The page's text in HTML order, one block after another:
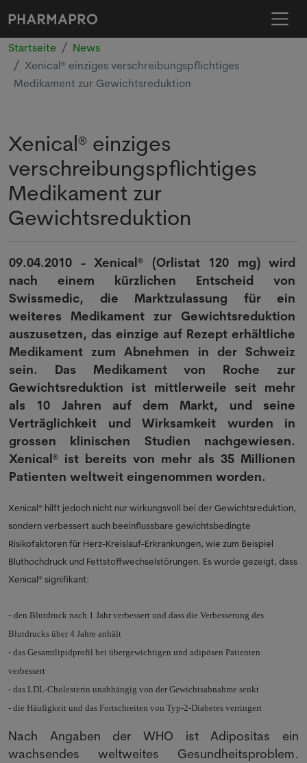
Startseite
News
Xenical® einziges verschreibungspflichtiges
Medikament zur Gewichtsreduktion
Xenical® einziges
verschreibungspflichtiges
Medikament zur
Gewichtsreduktion
09.04.2010 - Xenical® (Orlistat 120 mg) wird
nach einem kürzlichen Entscheid von
Swissmedic, die Marktzulassung für ein
weiteres Medikament zur Gewichtsreduktion
auszusetzen, das einzige auf Rezept erhältliche
Medikament zum Abnehmen in der Schweiz
sein. Das Medikament von Roche zur
Gewichtsreduktion ist mittlerweile seit mehr
als 10 Jahren auf dem Markt, und seine
Verträglichkeit und Wirksamkeit wurden in
grossen klinischen Studien nachgewiesen.
Xenical® ist bereits von mehr als 35 Millionen
Patienten weltweit eingenommen worden.
Xenical® hilft jedoch nicht nur wirkungsvoll bei der Gewichtsreduktion,
sondern verbessert auch beeinflussbare gewichtsbedingte
Risikofaktoren für Herz-Kreislauf-Erkrankungen, wie zum Beispiel
Bluthochdruck und Fettstoffwechselstörungen. Es wurde gezeigt, dass
Xenical® signifikant:
- den Blutdruck nach 1 Jahr verbessert und dass die Verbesserung des
Blutdrucks über 4 Jahre anhält
- das Gesamtlipidprofil bei übergewichtigen und adipösen Patienten
verbessert
- das LDL-Cholesterin unabhängig von der Gewichtsabnahme senkt
- die Häufigkeit und das Fortschreiten von Typ-2-Diabetes verringert
Nach Angaben der WHO ist Adipositas ein
wachsendes weltweites Gesundheitsproblem.